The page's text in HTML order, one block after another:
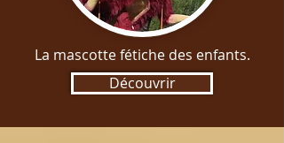
La mascotte fétiche des enfants.
Découvrir